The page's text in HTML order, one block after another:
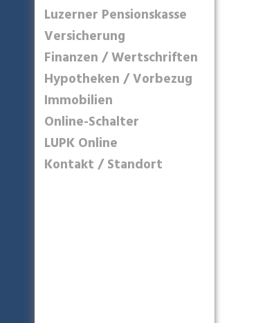
Luzerner Pensionskasse
Versicherung
Finanzen / Wertschriften
Hypotheken / Vorbezug
Immobilien
Online-Schalter
LUPK Online
Kontakt / Standort